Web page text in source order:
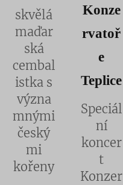
skvělá
maďar
ská
cembal
istka s
význa
mnými
český
mi
kořeny
Konze
rvatoř
e
Teplice
Speciál
ní
koncer
t
Konzer